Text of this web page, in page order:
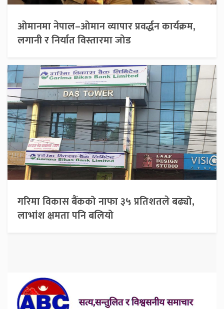
ओमानमा नेपाल–ओमान व्यापार प्रवर्द्धन कार्यक्रम,
लगानी र निर्यात विस्तारमा जोड
गरिमा विकास बैंकको नाफा ३५ प्रतिशतले बढ्यो,
लाभांश क्षमता पनि बलियो